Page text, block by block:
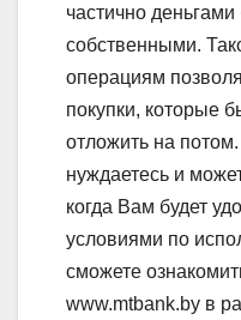
частично
собственными.
операциям
покупки, которые
отложить на
нуждаетесь и
когда Вам будет
условиями по
сможете
www.mtbank.by в